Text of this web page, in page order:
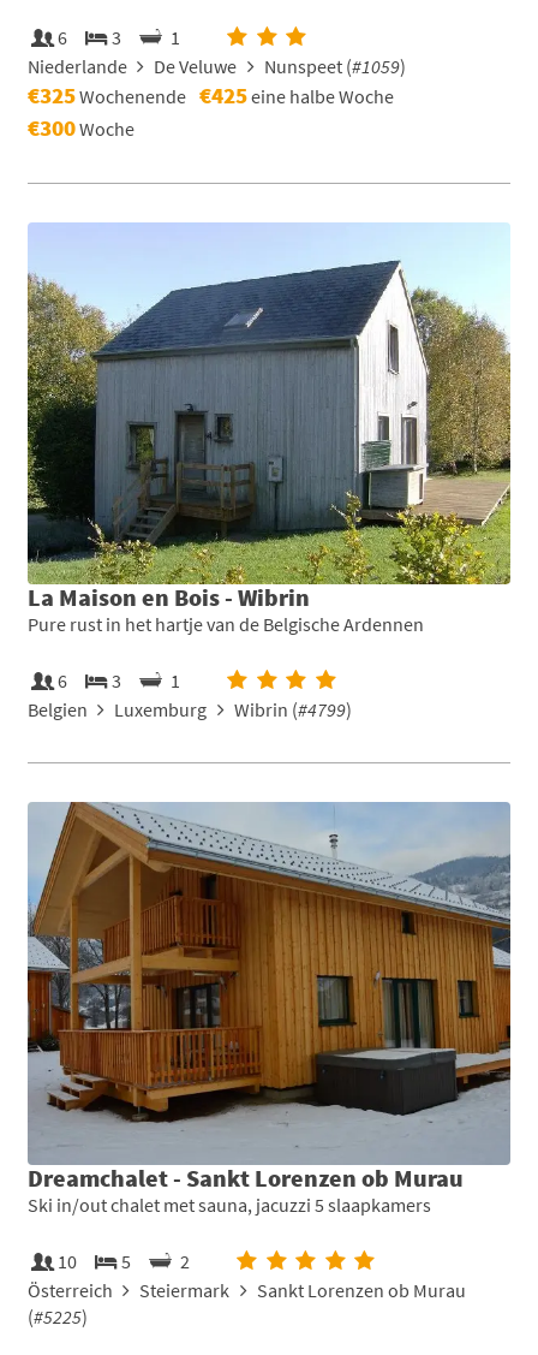
6 3
1
Niederlande
De Veluwe Nunspeet (#1059)
€325Wochenende €425eine halbe Woche
€300Woche
La Maison en Bois - Wibrin
Pure rust in het hartje van de Belgische Ardennen
6 3
1
Belgien
Luxemburg Wibrin (#4799)
Dreamchalet - Sankt Lorenzen ob Murau
Ski in/out chalet met sauna, jacuzzi 5 slaapkamers
10 5
2
Österreich
Steiermark
Sankt Lorenzen ob Murau
(#5225)